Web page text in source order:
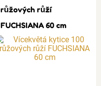
růžových růží
FUCHSIANA 60 cm